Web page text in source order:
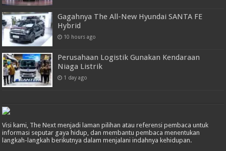
Gagahnya The All-New Hyundai SANTA FE
Hybrid
10 hours ago
Perusahaan Logistik Gunakan Kendaraan
Niaga Listrik
1 day ago
Visi kami, The Next menjadi laman pilihan atau referensi pembaca untuk
informasi seputar gaya hidup, dan membantu pembaca menentukan
langkah-langkah berikutnya dalam menjalani indahnya kehidupan.